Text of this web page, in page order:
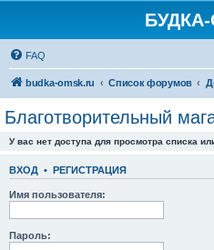
FAQ
budka-omsk.ru Список форумов
Благотворительный
У вас нет доступа для просмотра списка
ВХОД • РЕГИСТРАЦИЯ
Имя пользователя:
Пароль: